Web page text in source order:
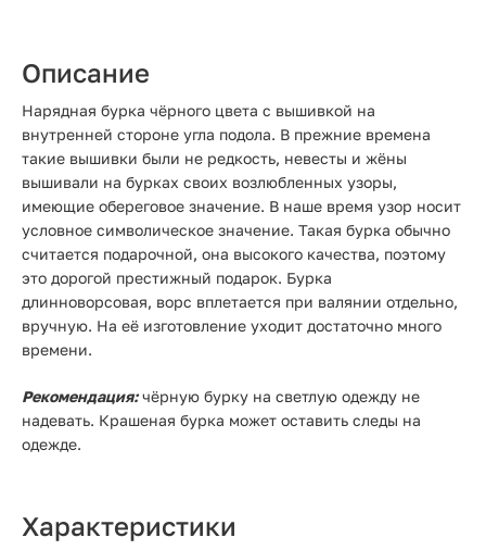
Описание
Нарядная бурка чёрного цвета с вышивкой на
внутренней стороне угла подола. В прежние времена
такие вышивки были не редкость, невесты и жёны
вышивали на бурках своих возлюбленных узоры,
имеющие обереговое значение. В наше время узор носит
условное символическое значение. Такая бурка обычно
считается подарочной, она высокого качества, поэтому
это дорогой престижный подарок. Бурка
длинноворсовая, ворс вплетается при валянии отдельно,
вручную. На её изготовление уходит достаточно много
времени.
Рекомендация:чёрную бурку на светлую одежду не
надевать. Крашеная бурка может оставить следы на
одежде.
Характеристики